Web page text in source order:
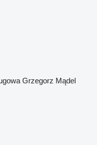
Grzegorz Mądel